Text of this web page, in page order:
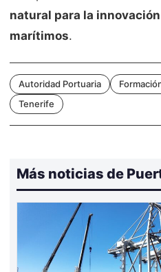
natural para la
marítimos.
Autoridad Portuaria
Tenerife
Más noticias de